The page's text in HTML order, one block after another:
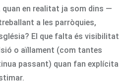
en realitat ja som dins —
a les parròquies,
El que falta és visibilitat
o aïllament (com tantes
passant) quan fan explícita